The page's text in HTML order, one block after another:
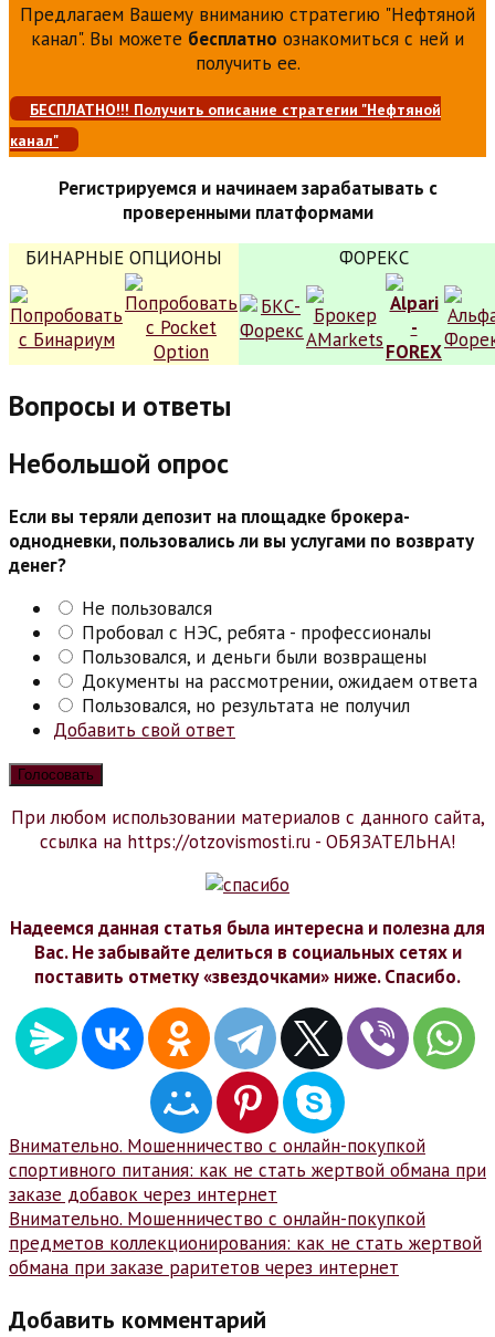
Предлагаем Вашему вниманию стратегию "Нефтяной
канал". Вы можете бесплатно ознакомиться с ней и
получить ее.
БЕСПЛАТНО!!! Получить описание стратегии "Нефтяной
канал"
Регистрируемся и начинаем зарабатывать с
проверенными платформами
БИНАРНЫЕ ОПЦИОНЫ
ФОРЕКС
Вопросы и ответы
Небольшой опрос
Если вы теряли депозит на площадке брокера-
однодневки, пользовались ли вы услугами по возврату
денег?
Не пользовался
Пробовал с НЭС, ребята - профессионалы
Пользовался, и деньги были возвращены
Документы на рассмотрении, ожидаем ответа
Пользовался, но результата не получил
Добавить свой ответ
При любом использовании материалов с данного сайта,
ссылка на https://otzovismosti.ru - ОБЯЗАТЕЛЬНА!
Надеемся данная статья была интересна и полезна для
Вас. Не забывайте делиться в социальных сетях и
поставить отметку «звездочками» ниже. Спасибо.
Навигация
по
записям
Внимательно. Мошенничество с онлайн-покупкой
спортивного питания: как не стать жертвой обмана при
заказе добавок через интернет
Внимательно. Мошенничество с онлайн-покупкой
предметов коллекционирования: как не стать жертвой
обмана при заказе раритетов через интернет
Добавить комментарий